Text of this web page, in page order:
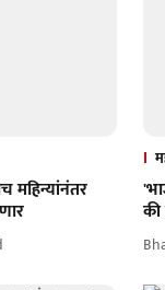
महिन्यांनंतर